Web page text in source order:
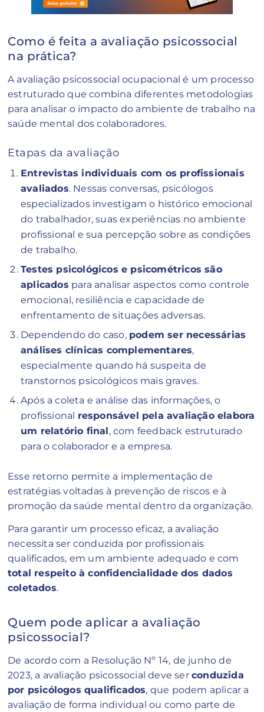
Como é feita a avaliação psicossocial
na prática?
A avaliação psicossocial ocupacional é um processo
estruturado que combina diferentes metodologias
para analisar o impacto do ambiente de trabalho na
saúde mental dos colaboradores.
Etapas da avaliação
Entrevistas individuais com os profissionais
avaliados. Nessas conversas, psicólogos
especializados investigam o histórico emocional
do trabalhador, suas experiências no ambiente
profissional e sua percepção sobre as condições
de trabalho.
Testes psicológicos e psicométricos são
aplicados para analisar aspectos como controle
emocional, resiliência e capacidade de
enfrentamento de situações adversas.
Dependendo do caso, podem ser necessárias
análises clínicas complementares,
especialmente quando há suspeita de
transtornos psicológicos mais graves.
Após a coleta e análise das informações, o
profissional responsável pela avaliação elabora
um relatório final, com feedback estruturado
para o colaborador e a empresa.
Esse retorno permite a implementação de
estratégias voltadas à prevenção de riscos e à
promoção da saúde mental dentro da organização.
Para garantir um processo eficaz, a avaliação
necessita ser conduzida por profissionais
qualificados, em um ambiente adequado e com
total respeito à confidencialidade dos dados
coletados.
Quem pode aplicar a avaliação
psicossocial?
De acordo com a Resolução Nº 14, de junho de
2023, a avaliação psicossocial deve serconduzida
por psicólogos qualificados, que podem aplicar a
avaliação de forma individual ou como parte de